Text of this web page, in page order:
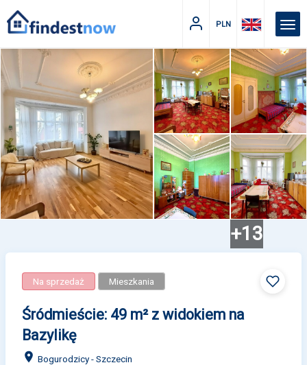
PLN
+13
Na sprzedaż Mieszkania
Śródmieście: 49 m² z widokiem na
Bazylikę
Bogurodzicy - Szczecin